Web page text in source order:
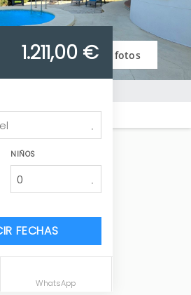
Ver fotos
1.211,00 €
NIÑOS
FECHAS
WhatsApp